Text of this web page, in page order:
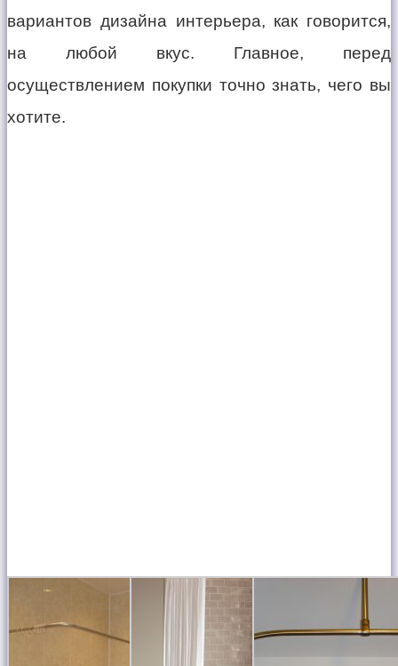
вариантов дизайна интерьера, как говорится,
на любой вкус. Главное, перед
осуществлением покупки точно знать, чего вы
хотите.